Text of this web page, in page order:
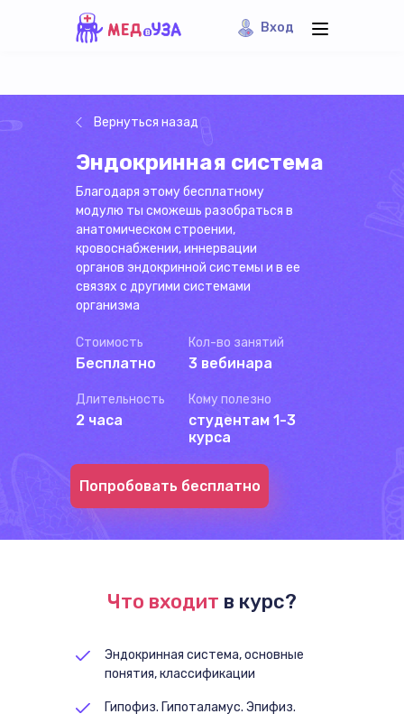
Вход
Вернуться назад
Эндокринная система
Благодаря этому бесплатному
модулю ты сможешь разобраться в
анатомическом строении,
кровоснабжении, иннервации
органов эндокринной системы и в ее
связях с другими системами
организма
Стоимость
Бесплатно
Кол-во занятий
3 вебинара
Длительность
2 часа
Кому полезно
студентам 1-3
курса
Попробовать бесплатно
Что входит в курс?
Эндокринная система, основные
понятия, классификации
Гипофиз. Гипоталамус. Эпифиз.